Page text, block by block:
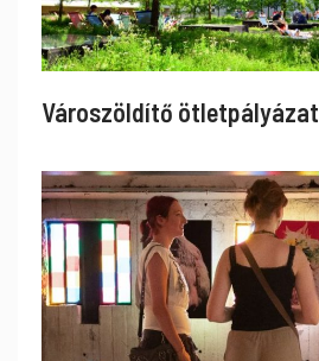
Városzöldítő ötletpályázat